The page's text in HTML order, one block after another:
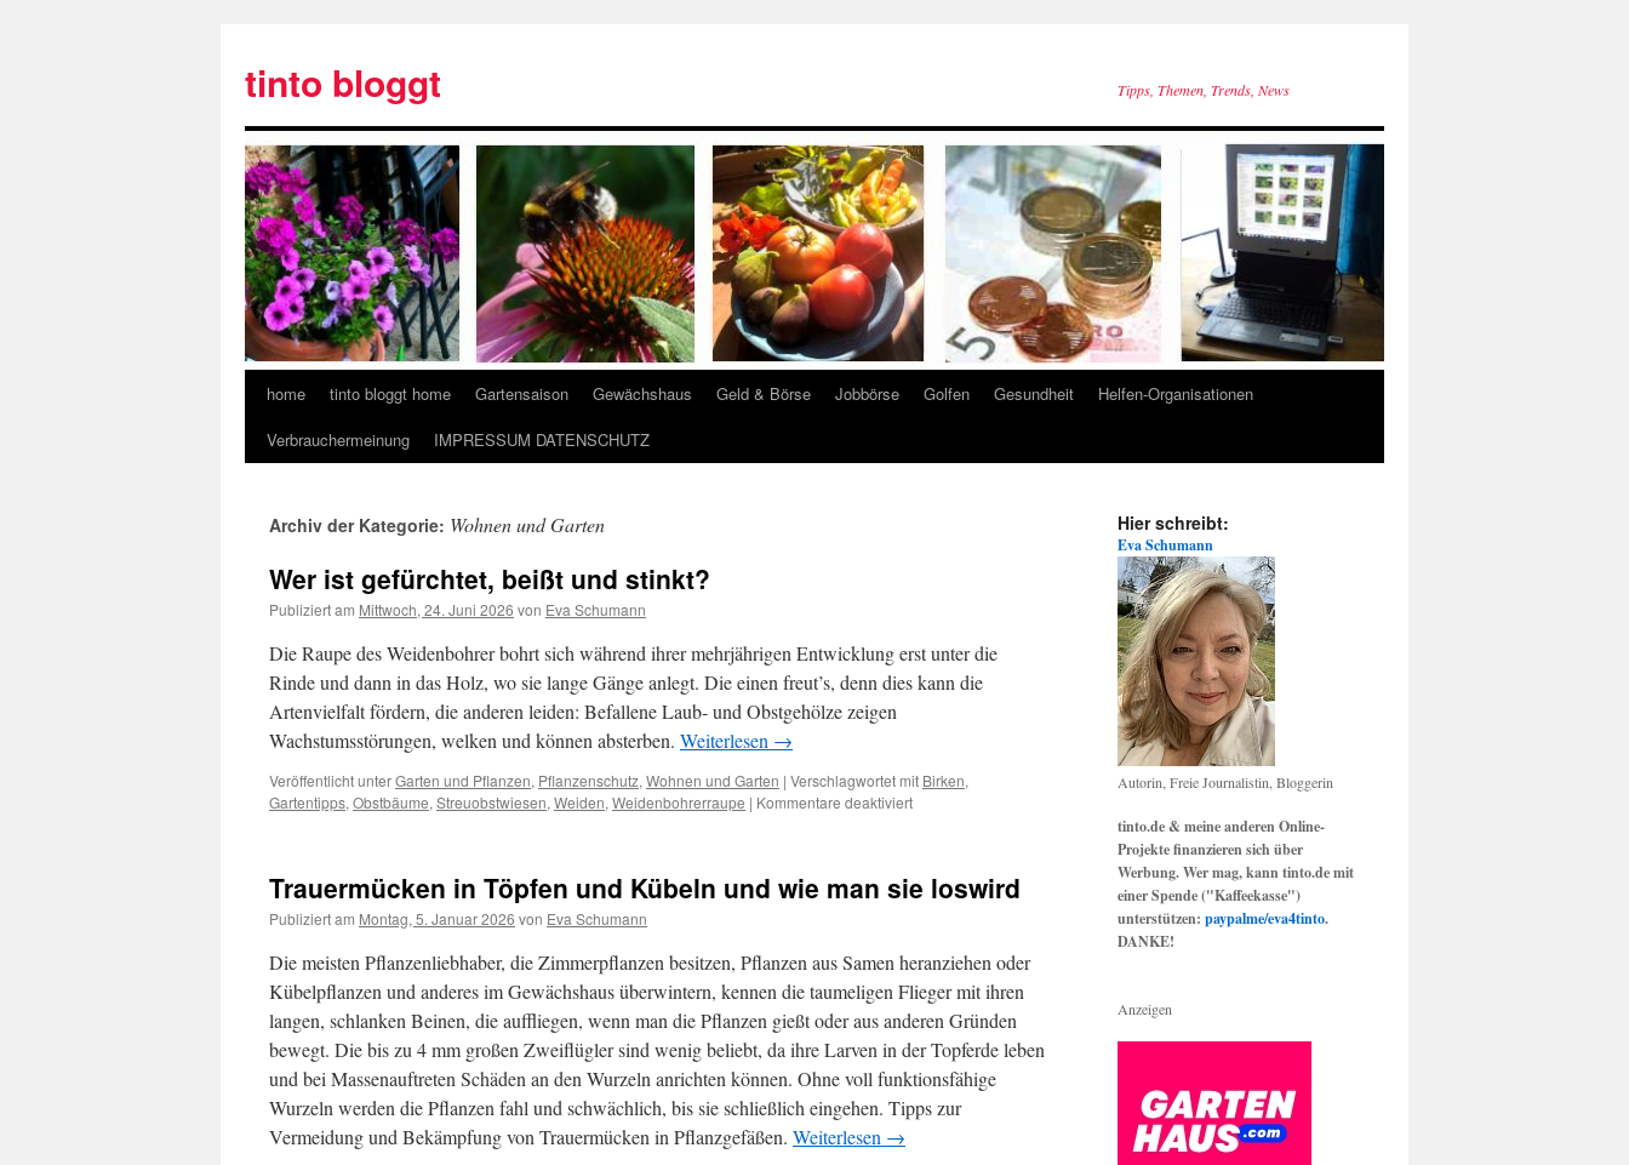
tinto bloggt Tipps, Themen, Trends, News
home tinto bloggt home Gartensaison Gewächshaus Geld & Börse Jobbörse Golfen Gesundheit
Helfen-Organisationen
Verbrauchermeinung
IMPRESSUM DATENSCHUTZ
Archiv der Kategorie: Wohnen und Garten
Wer ist gefürchtet, beißt und stinkt?
Publiziert am Mittwoch, 24. Juni 2026 von Eva Schumann
Die Raupe des Weidenbohrer bohrt sich während ihrer mehrjährigen Entwicklung erst unter die
Rinde und dann in das Holz, wo sie lange Gänge anlegt. Die einen freut’s, denn dies kann die
Artenvielfalt fördern, die anderen leiden: Befallene Laub- und Obstgehölze zeigen
Wachstumsstörungen, welken und können absterben. Weiterlesen →
Veröffentlicht unterGarten und Pflanzen, Pflanzenschutz, Wohnen und Garten | Verschlagwortet mit Birken,
Gartentipps, Obstbäume, Streuobstwiesen, Weiden, Weidenbohrerraupe | Kommentare deaktiviert
Trauermücken in Töpfen und Kübeln und wie man sie loswird
Publiziert am Montag, 5. Januar 2026 von Eva Schumann
Die meisten Pflanzenliebhaber, die Zimmerpflanzen besitzen, Pflanzen aus Samen heranziehen oder
Kübelpflanzen und anderes im Gewächshaus überwintern, kennen die taumeligen Flieger mit ihren
langen, schlanken Beinen, die auffliegen, wenn man die Pflanzen gießt oder aus anderen Gründen
bewegt. Die bis zu 4 mm großen Zweiflügler sind wenig beliebt, da ihre Larven in der Topferde leben
und bei Massenauftreten Schäden an den Wurzeln anrichten können. Ohne voll funktionsfähige
Wurzeln werden die Pflanzen fahl und schwächlich, bis sie schließlich eingehen. Tipps zur
Vermeidung und Bekämpfung von Trauermücken in Pflanzgefäßen. Weiterlesen →
Hier schreibt:
Eva Schumann
Autorin, Freie Journalistin, Bloggerin
tinto.de & meine anderen Online-
Projekte finanzieren sich über
Werbung. Wer mag, kann tinto.de mit
einer Spende ("Kaffeekasse")
unterstützen: paypalme/eva4tinto.
DANKE!
Anzeigen